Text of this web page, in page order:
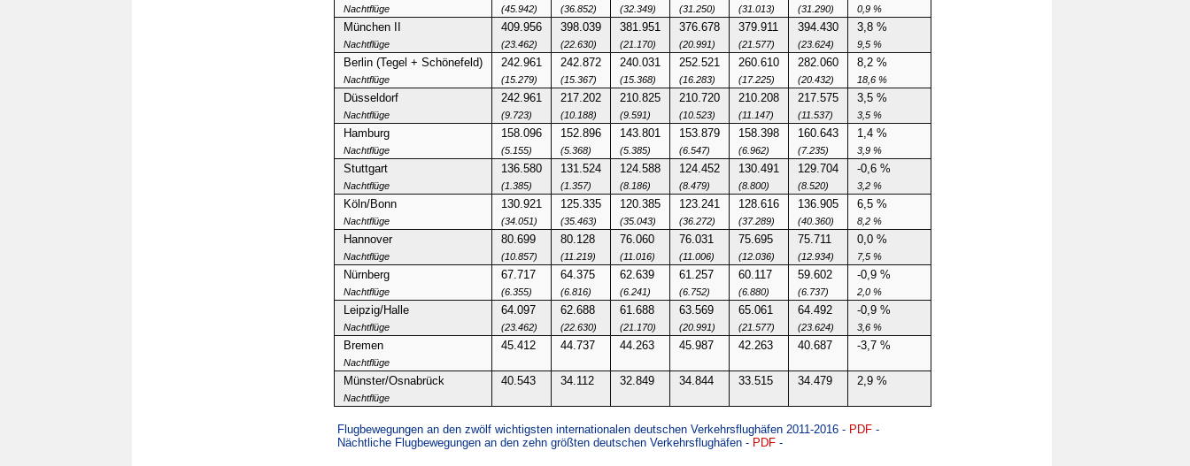
Nachtflüge (45.942) (36.852) (32.349) (31.250) (31.013) (31.290) 0,9 %
München II 409.956 398.039 381.951 376.678 379.911 394.430 3,8 %
Nachtflüge (23.462) (22.630) (21.170) (20.991) (21.577) (23.624) 9,5 %
Berlin (Tegel + Schönefeld) 242.961 242.872 240.031 252.521 260.610 282.060 8,2 %
Nachtflüge (15.279) (15.367) (15.368) (16.283) (17.225) (20.432) 18,6 %
Düsseldorf 242.961 217.202 210.825 210.720 210.208 217.575 3,5 %
Nachtflüge (9.723) (10.188) (9.591) (10.523) (11.147) (11.537) 3,5 %
Hamburg 158.096 152.896 143.801 153.879 158.398 160.643 1,4 %
Nachtflüge (5.155) (5.368) (5.385) (6.547) (6.962) (7.235) 3,9 %
Stuttgart 136.580 131.524 124.588 124.452 130.491 129.704 -0,6 %
Nachtflüge (1.385) (1.357) (8.186) (8.479) (8.800) (8.520) 3,2 %
Köln/Bonn 130.921 125.335 120.385 123.241 128.616 136.905 6,5 %
Nachtflüge (34.051) (35.463) (35.043) (36.272) (37.289) (40.360) 8,2 %
Hannover 80.699 80.128 76.060 76.031 75.695 75.711 0,0 %
Nachtflüge (10.857) (11.219) (11.016) (11.006) (12.036) (12.934) 7,5 %
Nürnberg 67.717 64.375 62.639 61.257 60.117 59.602 -0,9 %
Nachtflüge (6.355) (6.816) (6.241) (6.752) (6.880) (6.737) 2,0 %
Leipzig/Halle 64.097 62.688 61.688 63.569 65.061 64.492 -0,9 %
Nachtflüge (23.462) (22.630) (21.170) (20.991) (21.577) (23.624) 3,6 %
Bremen 45.412 44.737 44.263 45.987 42.263 40.687 -3,7 %
Nachtflüge
Münster/Osnabrück 40.543 34.112 32.849 34.844 33.515 34.479 2,9 %
Nachtflüge
Flugbewegungen an den zwölf wichtigsten internationalen deutschen Verkehrsflughäfen 2011-2016 - PDF -
Nächtliche Flugbewegungen an den zehn größten deutschen Verkehrsflughäfen - PDF -